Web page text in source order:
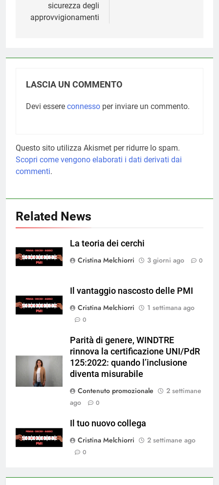
sicurezza degli
approvvigionamenti
LASCIA UN COMMENTO
Devi essere connesso per inviare un commento.
Questo sito utilizza Akismet per ridurre lo spam.
Scopri come vengono elaborati i dati derivati dai
commenti.
Related News
La teoria dei cerchi
Cristina Melchiorri
3 giorni ago 0
Il vantaggio nascosto delle PMI
Cristina Melchiorri
1 settimana ago
0
Parità di genere, WINDTRE
rinnova la certificazione UNI/PdR
125:2022: quando l’inclusione
diventa misurabile
Contenuto promozionale
2 settimane
ago
0
Il tuo nuovo collega
Cristina Melchiorri
2 settimane ago
0